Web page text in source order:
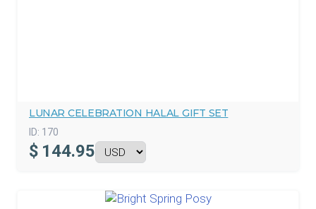
LUNAR CELEBRATION HALAL GIFT SET
ID: 170
$ 144.95